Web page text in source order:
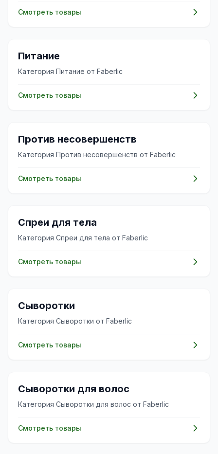
Смотреть товары
✨
Питание
Категория Питание от Faberlic
Смотреть товары
✨
Против несовершенств
Категория Против несовершенств от Faberlic
Смотреть товары
✨
Спреи для тела
Категория Спреи для тела от Faberlic
Смотреть товары
✨
Сыворотки
Категория Сыворотки от Faberlic
Смотреть товары
💇‍♀️
Сыворотки для волос
Категория Сыворотки для волос от Faberlic
Смотреть товары